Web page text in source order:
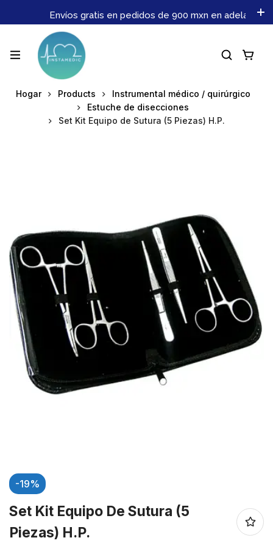
Envíos gratis en pedidos de 900 mxn en adelante.
Hogar Products
Instrumental médico / quirúrgico
Estuche de disecciones
Set Kit Equipo de Sutura (5 Piezas) H.P.
-19%
Set Kit Equipo De Sutura (5
Piezas) H.P.